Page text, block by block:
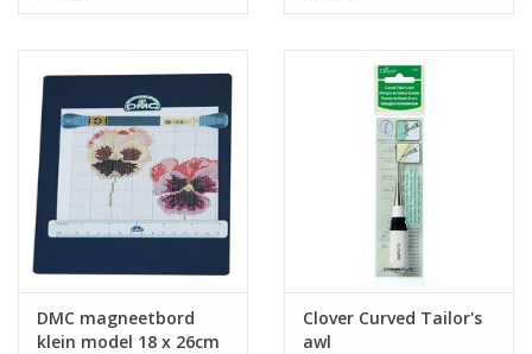
DMC magneetbord
klein model 18 x 26cm
Clover Curved Tailor's
awl